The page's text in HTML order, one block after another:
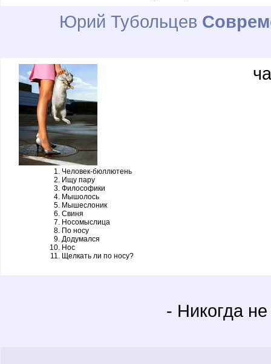
Юрий Тубольцев
Человек-бюллютень
Ищу пару
Философики
Мышолось
Мышеслоник
Свиня
Носомыслица
По носу
Додумался
Нос
Щелкать ли по носу?
- Никогда